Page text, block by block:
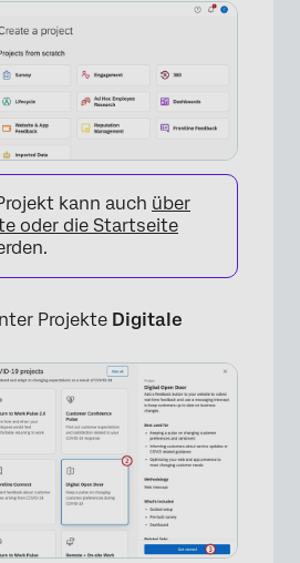
kann auch über
oder die Startseite
Projekte Digitale